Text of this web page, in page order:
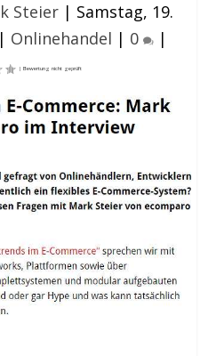
Steier| Samstag, 19.
| Onlinehandel | 0 |